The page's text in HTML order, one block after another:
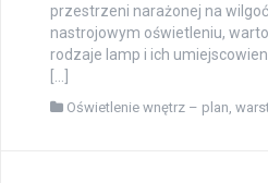
przestrzeni narażonej na
nastrojowym oświetleniu,
rodzaje lamp i ich
Oświetlenie wnętrz – plan,